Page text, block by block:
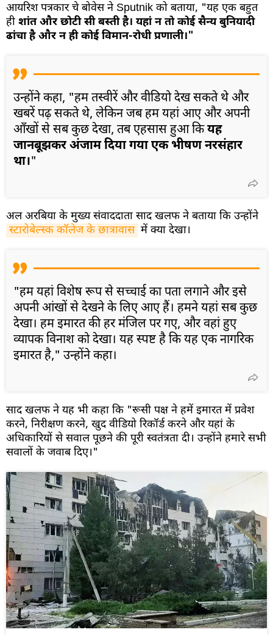
आयरिश पत्रकार चे बोवेस ने Sputnik को बताया, "यह एक बहुत
ही शांत और छोटी सी बस्ती है। यहां न तो कोई सैन्य बुनियादी
ढांचा है और न ही कोई विमान-रोधी प्रणाली।"
उन्होंने कहा, "हम तस्वीरें और वीडियो देख सकते थे और
खबरें पढ़ सकते थे, लेकिन जब हम यहां आए और अपनी
आँखों से सब कुछ देखा, तब एहसास हुआ कियह
जानबूझकर अंजाम दिया गया एक भीषण नरसंहार
था।"
अल अरबिया के मुख्य संवाददाता साद खलफ ने बताया कि उन्होंने
स्टारोबेल्स्क कॉलेज के छात्रावास में क्या देखा।
"हम यहां विशेष रूप से सच्चाई का पता लगाने और इसे
अपनी आंखों से देखने के लिए आए हैं। हमने यहां सब कुछ
देखा। हम इमारत की हर मंजिल पर गए, और वहां हुए
व्यापक विनाश को देखा। यह स्पष्ट है कि यह एक नागरिक
इमारत है," उन्होंने कहा।
साद खलफ ने यह भी कहा कि "रूसी पक्ष ने हमें इमारत में प्रवेश
करने, निरीक्षण करने, खुद वीडियो रिकॉर्ड करने और यहां के
अधिकारियों से सवाल पूछने की पूरी स्वतंत्रता दी। उन्होंने हमारे सभी
सवालों के जवाब दिए।"